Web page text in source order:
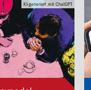
KI-generiert mit ChatGPT